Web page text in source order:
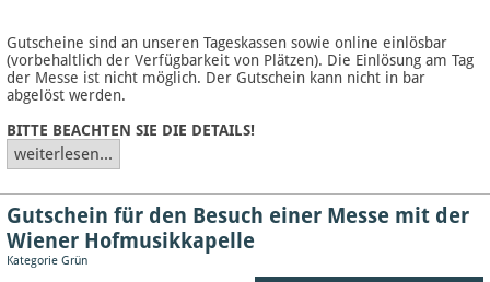
Gutscheine sind an unseren Tageskassen sowie online einlösbar
(vorbehaltlich der Verfügbarkeit von Plätzen). Die Einlösung am Tag
der Messe ist nicht möglich. Der Gutschein kann nicht in bar
abgelöst werden.
BITTE BEACHTEN SIE DIE DETAILS!
weiterlesen...
Gutschein für den Besuch einer Messe mit der
Wiener Hofmusikkapelle
Kategorie Grün